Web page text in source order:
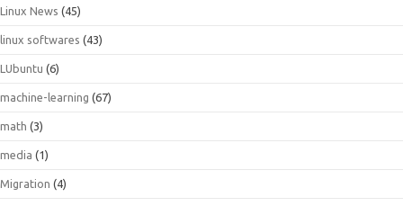
Linux News (45)
linux softwares (43)
LUbuntu (6)
machine-learning (67)
math (3)
media (1)
Migration (4)